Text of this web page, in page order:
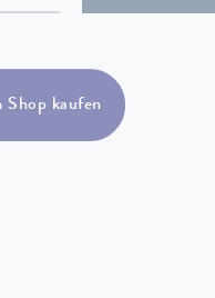
Shop kaufen